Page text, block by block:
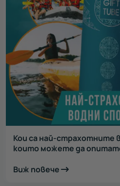
Кои са най-страхотните
които можете да
Виж повече